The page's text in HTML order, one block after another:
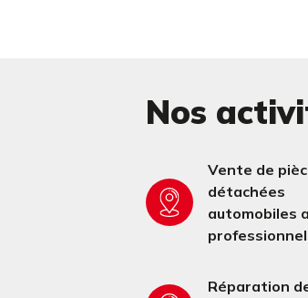
Nos
Vente de
détachées
automobiles
Réparation